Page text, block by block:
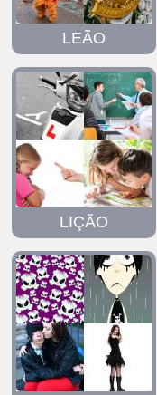
LEÃO
LIÇÃO